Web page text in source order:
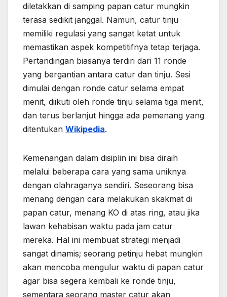
diletakkan di samping papan catur mungkin
terasa sedikit janggal. Namun, catur tinju
memiliki regulasi yang sangat ketat untuk
memastikan aspek kompetitifnya tetap terjaga.
Pertandingan biasanya terdiri dari 11 ronde
yang bergantian antara catur dan tinju. Sesi
dimulai dengan ronde catur selama empat
menit, diikuti oleh ronde tinju selama tiga menit,
dan terus berlanjut hingga ada pemenang yang
ditentukan Wikipedia.
Kemenangan dalam disiplin ini bisa diraih
melalui beberapa cara yang sama uniknya
dengan olahraganya sendiri. Seseorang bisa
menang dengan cara melakukan skakmat di
papan catur, menang KO di atas ring, atau jika
lawan kehabisan waktu pada jam catur
mereka. Hal ini membuat strategi menjadi
sangat dinamis; seorang petinju hebat mungkin
akan mencoba mengulur waktu di papan catur
agar bisa segera kembali ke ronde tinju,
sementara seorang master catur akan